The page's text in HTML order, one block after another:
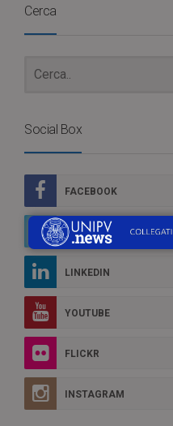
Cerca
Social Box
FACEBOOK
TWITTER
LINKEDIN
YOUTUBE
FLICKR
INSTAGRAM